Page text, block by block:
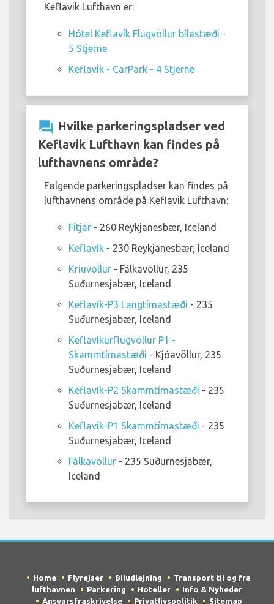
Keflavik Lufthavn er:
Hótel Keflavík Flugvöllur bílastæði -
5 Stjerne
Keflavik - CarPark - 4 Stjerne
question_answer Hvilke parkeringspladser ved
Keflavik Lufthavn kan findes på
lufthavnens område?
Følgende parkeringspladser kan findes på
lufthavnens område på Keflavik Lufthavn:
Fitjar - 260 Reykjanesbær, Iceland
Keflavík - 230 Reykjanesbær, Iceland
Kríuvöllur - Fálkavöllur, 235
Suðurnesjabær, Iceland
Keflavík-P3 Langtímastæði - 235
Suðurnesjabær, Iceland
Keflavíkurflugvöllur P1 -
Skammtímastæði - Kjóavöllur, 235
Suðurnesjabær, Iceland
Keflavík-P2 Skammtímastæði - 235
Suðurnesjabær, Iceland
Keflavík-P1 Skammtímastæði - 235
Suðurnesjabær, Iceland
Fálkavöllur - 235 Suðurnesjabær,
Iceland
Home Flyrejser Biludlejning
Transport til og fra
lufthavnen
Parkering Hoteller
Info & Nyheder
Ansvarsfraskrivelse
Privatlivspolitik Sitemap